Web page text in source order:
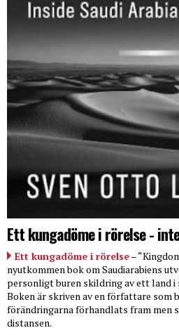
Ett kungadöme i rörelse -
Ett kungadöme i rörelse–
nyutkommen bok om Saudiarabiens
personligt buren skildring av ett land
Boken är skriven av en författare som
förändringarna förhandlats fram men
distansen.